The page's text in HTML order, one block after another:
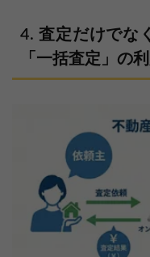
査定だけでな
「一括査定」の